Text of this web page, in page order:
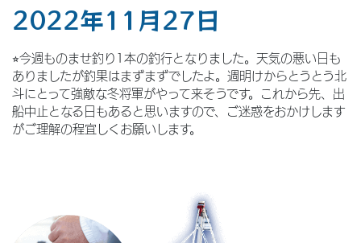
2022年11月27日
⭐︎今週ものませ釣り1本の釣行となりました。天気の悪い日も
ありましたが釣果はまずまずでしたよ。週明けからとうとう北
斗にとって強敵な冬将軍がやって来そうです。これから先、出
船中止となる日もあると思いますので、ご迷惑をおかけします
がご理解の程宜しくお願いします。